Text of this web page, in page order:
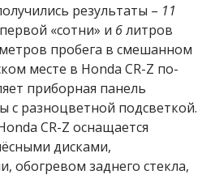
результаты – 11
«сотни» и 6литров
пробега в смешанном
месте в Honda CR-Z по-
приборная панель
с разноцветной подсветкой.
CR-Z оснащается
дисками,
обогревом заднего стекла,